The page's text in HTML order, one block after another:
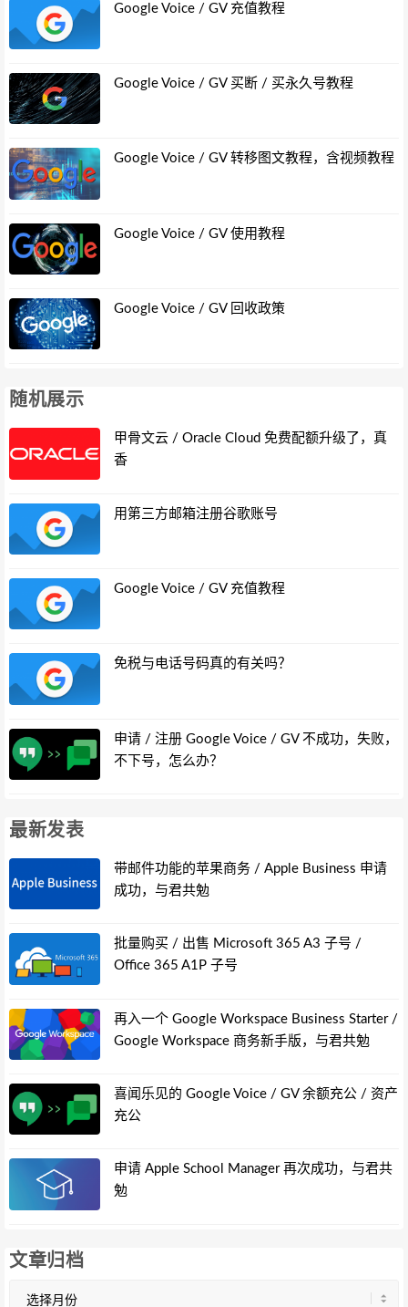
Google Voice / GV 充值教程
Google Voice / GV 买断 / 买永久号教程
Google Voice / GV 转移图文教程，含视频教程
Google Voice / GV 使用教程
Google Voice / GV 回收政策
随机展示
甲骨文云 / Oracle Cloud 免费配额升级了，真
香
用第三方邮箱注册谷歌账号
Google Voice / GV 充值教程
免税与电话号码真的有关吗？
申请 / 注册 Google Voice / GV 不成功，失败，
不下号，怎么办？
最新发表
带邮件功能的苹果商务 / Apple Business 申请
成功，与君共勉
批量购买 / 出售 Microsoft 365 A3 子号 /
Office 365 A1P 子号
再入一个 Google Workspace Business Starter /
Google Workspace 商务新手版，与君共勉
喜闻乐见的 Google Voice / GV 余额充公 / 资产
充公
申请 Apple School Manager 再次成功，与君共
勉
文章归档